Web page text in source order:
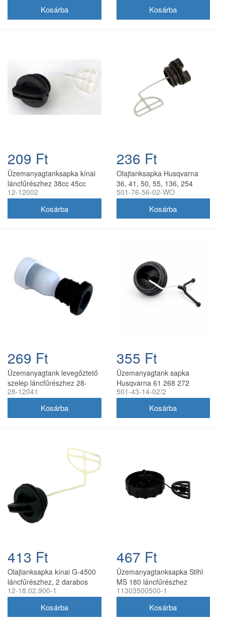
209 Ft
Üzemanyagtanksapka kínai
láncfűrészhez 38cc 45cc
52cc 58cc
12-12002
236 Ft
Olajtanksapka Husqvarna
36, 41, 50, 55, 136, 254
láncfűrészhez utángyártott
501-76-56-02-WO
269 Ft
Üzemanyagtank levegőztető
szelep láncfűrészhez 28-
12041
28-12041
355 Ft
Üzemanyagtank sapka
Husqvarna 61 268 272
láncfűrészhez utángyártott
501-43-14-02/2
413 Ft
Olajtanksapka kínai G-4500
láncfűrészhez, 2 darabos
szett
12-18.02.900-1
467 Ft
Üzemanyagtanksapka Stihl
MS 180 láncfűrészhez
utángyártott
11303500500-1